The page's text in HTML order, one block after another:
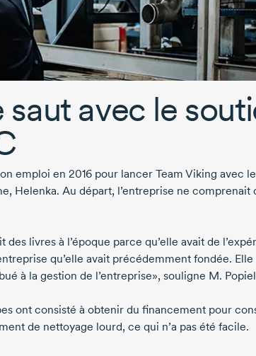
saut avec le
emploi en 2016 pour lancer Team Viking avec le
Helenka. Au départ, l’entreprise ne comprenait
des livres à l’époque parce qu’elle avait de
qu’elle avait précédemment fondée. Elle
à la gestion de l’entreprise», souligne M. Popiel
ont consisté à obtenir du financement pour
de nettoyage lourd, ce qui n’a pas été facile.